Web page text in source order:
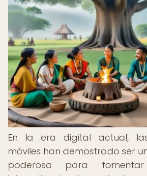
En la era digital actual,
móviles han demostrado ser
poderosa para